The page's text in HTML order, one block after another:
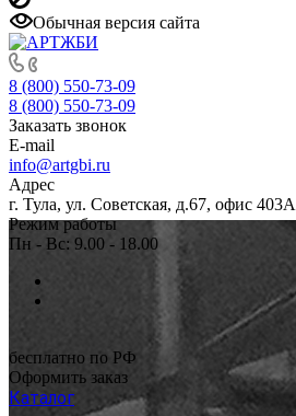
Обычная версия сайта
8 (800) 550-73-09
8 (800) 550-73-09
Заказать звонок
E-mail
info@artgbi.ru
Адрес
г. Тула, ул. Советская, д.67, офис 403А
Режим работы
Пн - Вс: 9.00 - 18.00
бесплатно по РФ
Оформить заказ
Каталог